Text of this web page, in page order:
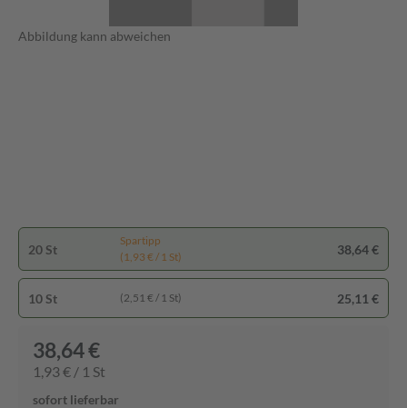
Abbildung kann abweichen
20 St
Spartipp
(1,93 € / 1 St)
38,64 €
10 St (2,51 € / 1 St) 25,11 €
38,64 €
1,93 € / 1 St
sofort lieferbar